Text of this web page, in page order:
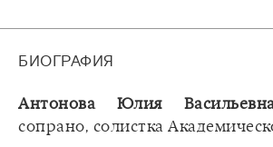
БИОГРАФИЯ
Антонова Юлия
сопрано, солистка